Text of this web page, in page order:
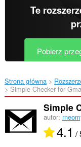
Te
Pobierz
Strona główna
Simple Checker for
Simple
autor:
4.1 /